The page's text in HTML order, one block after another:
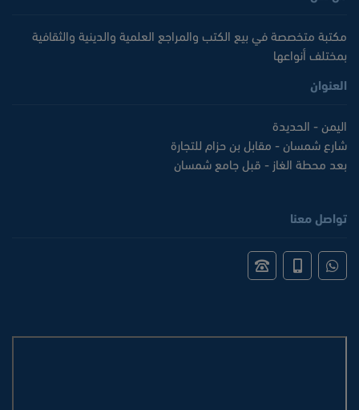
مكتبة متخصصة في بيع الكتب والمراجع العلمية والدينية والثقافية
بمختلف أنواعها
العنوان
اليمن - الحديدة
شارع شمسان - مقابل بن حزام للتجارة
بعد محطة الغاز - قبل جامع شمسان
تواصل معنا